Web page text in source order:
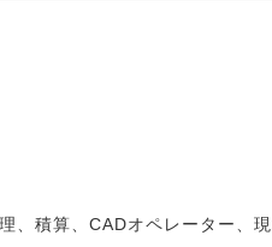
、積算、CADオペレーター、